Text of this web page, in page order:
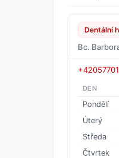
Dentální
Bc.
DEN
Pondělí
Úterý
Středa
Čtvrtek